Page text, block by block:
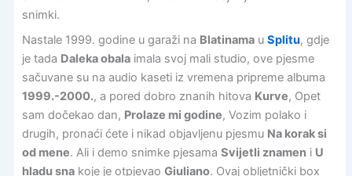
snimki.
Nastale 1999. godine u garaži na Blatinamau Splitu, gdje
je tada Daleka obalaimala svoj mali studio, ove pjesme
sačuvane su na audio kaseti iz vremena pripreme albuma
1999.-2000., a pored dobro znanih hitova Kurve, Opet
sam dočekao dan, Prolaze mi godine, Vozim polako i
drugih, pronaći ćete i nikad objavljenu pjesmu Na korak si
od mene. Ali i demo snimke pjesama Svijetli znameni U
hladu snakoje je otpjevao Giuliano. Ovaj obljetnički box